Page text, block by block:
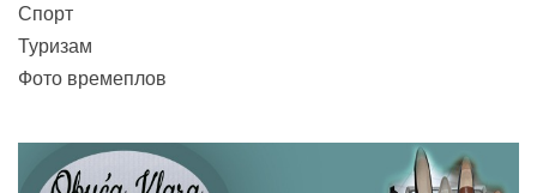
Спорт
Туризам
Фото времеплов